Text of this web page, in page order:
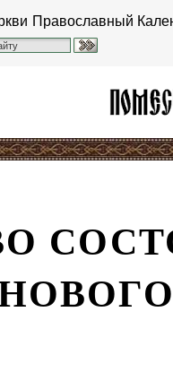
Православный